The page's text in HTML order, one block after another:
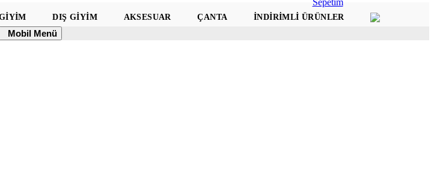
Sepetim
DIŞ GIYIM AKSESUAR ÇANTA
İNDIRIMLI ÜRÜNLER
Mobil
Menü
Mobil Menü